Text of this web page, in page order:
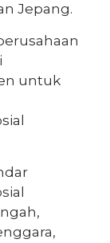
Jepang.
untuk